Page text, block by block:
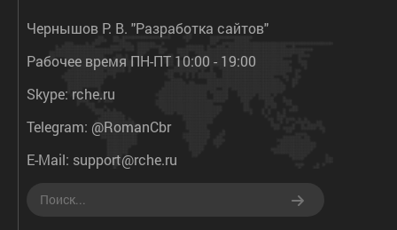
Чернышов Р. В. "Разработка сайтов"
Рабочее время ПН-ПТ 10:00 - 19:00
Skype: rche.ru
Telegram: @RomanCbr
E-Mail: support@rche.ru